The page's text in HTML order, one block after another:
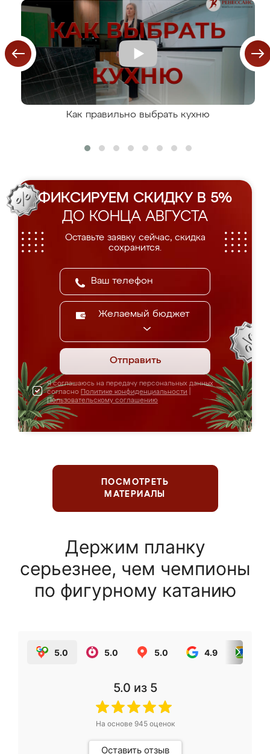
Как правильно выбрать кухню
ФИКСИРУЕМ СКИДКУ В 5%
ДО КОНЦА АВГУСТА
Оставьте заявку сейчас, скидка
сохранится.
Желаемый бюджет
Отправить
Я соглашаюсь на передачу персональных данных
согласно Политике конфиденциальности
Пользовательскому соглашению
ПОСМОТРЕТЬ
МАТЕРИАЛЫ
Держим планку
серьезнее, чем чемпионы
по фигурному катанию
5.0 5.0 5.0 4.9
5.0 из 5
На основе 945оценок
Оставить отзыв